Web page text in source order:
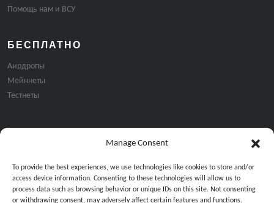
Manage Consent
To provide the best experiences, we use technologies like cookies to store and/or
access device information. Consenting to these technologies will allow us to
process data such as browsing behavior or unique IDs on this site. Not consenting
or withdrawing consent, may adversely affect certain features and functions.
Помощь нам и ВСУ
БЕСПЛАТНО
Аирдропы
Мейннеты
Тестнеты
Подписка на email рассылку: